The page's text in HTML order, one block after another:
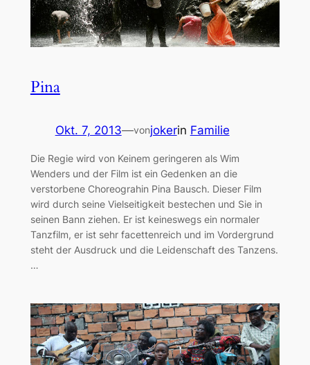
Pina
Okt. 7, 2013—vonjokerin Familie
Die Regie wird von Keinem geringeren als Wim
Wenders und der Film ist ein Gedenken an die
verstorbene Choreograhin Pina Bausch. Dieser Film
wird durch seine Vielseitigkeit bestechen und Sie in
seinen Bann ziehen. Er ist keineswegs ein normaler
Tanzfilm, er ist sehr facettenreich und im Vordergrund
steht der Ausdruck und die Leidenschaft des Tanzens.
…